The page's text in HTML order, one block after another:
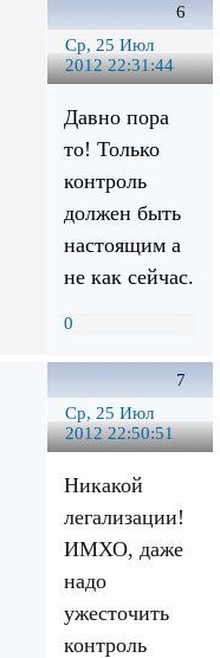
6
Ср, 25 Июл
2012 22:31:44
Давно пора
то! Только
контроль
должен быть
настоящим а
не как сейчас.
0
7
Ср, 25 Июл
2012 22:50:51
Никакой
легализации!
ИМХО, даже
надо
ужесточить
контроль